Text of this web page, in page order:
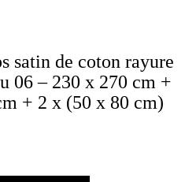
satin de coton rayure
06 – 230 x 270 cm +
+ 2 x (50 x 80 cm)